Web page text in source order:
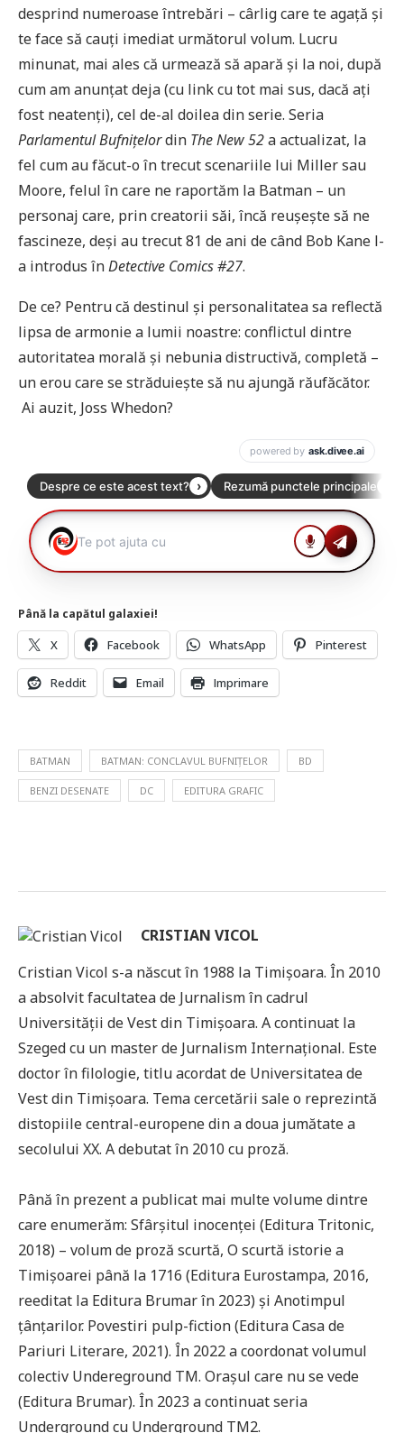
desprind numeroase întrebări – cârlig care te agață și
te face să cauți imediat următorul volum. Lucru
minunat, mai ales că urmează să apară și la noi, după
cum am anunțat deja (cu link cu tot mai sus, dacă ați
fost neatenți), cel de-al doilea din serie. Seria
Parlamentul Bufnițelordin The New 52a actualizat, la
fel cum au făcut-o în trecut scenariile lui Miller sau
Moore, felul în care ne raportăm la Batman – un
personaj care, prin creatorii săi, încă reușește să ne
fascineze, deși au trecut 81 de ani de când Bob Kane l-
a introdus înDetective Comics #27.
De ce? Pentru că destinul și personalitatea sa reflectă
lipsa de armonie a lumii noastre: conflictul dintre
autoritatea morală și nebunia distructivă, completă –
un erou care se străduiește să nu ajungă răufăcător.
Ai auzit, Joss Whedon?
Până la capătul galaxiei!
X Facebook WhatsApp Pinterest
Reddit Email Imprimare
BATMAN BATMAN: CONCLAVUL BUFNIȚELOR BD
BENZI DESENATE DC EDITURA GRAFIC
CRISTIAN VICOL
Cristian Vicol s-a născut în 1988 la Timișoara. În 2010
a absolvit facultatea de Jurnalism în cadrul
Universității de Vest din Timișoara. A continuat la
Szeged cu un master de Jurnalism Internațional. Este
doctor în filologie, titlu acordat de Universitatea de
Vest din Timișoara. Tema cercetării sale o reprezintă
distopiile central-europene din a doua jumătate a
secolului XX. A debutat în 2010 cu proză.
Până în prezent a publicat mai multe volume dintre
care enumerăm: Sfârșitul inocenței (Editura Tritonic,
2018) – volum de proză scurtă, O scurtă istorie a
Timișoarei până la 1716 (Editura Eurostampa, 2016,
reeditat la Editura Brumar în 2023) și Anotimpul
țânțarilor. Povestiri pulp-fiction (Editura Casa de
Pariuri Literare, 2021). În 2022 a coordonat volumul
colectiv Undereground TM. Orașul care nu se vede
(Editura Brumar). În 2023 a continuat seria
Underground cu Underground TM2.